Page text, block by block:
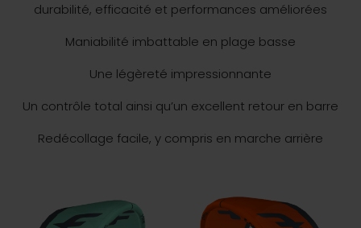
durabilité, efficacité et performances améliorées
Maniabilité imbattable en plage basse
Une légèreté impressionnante
Un contrôle total ainsi qu’un excellent retour en barre
Redécollage facile, y compris en marche arrière